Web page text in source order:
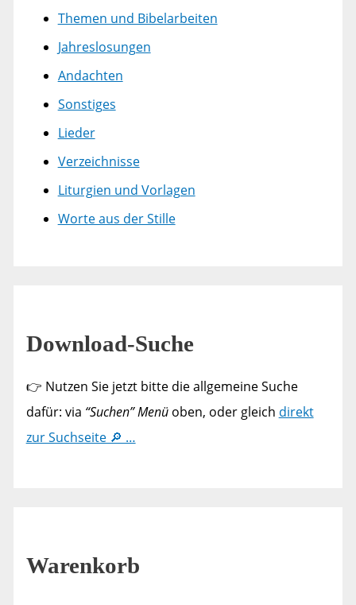
Themen und Bibelarbeiten
Jahreslosungen
Andachten
Sonstiges
Lieder
Verzeichnisse
Liturgien und Vorlagen
Worte aus der Stille
Download-Suche
👉 Nutzen Sie jetzt bitte die allgemeine Suche
dafür: via “Suchen” Menüoben, oder gleich direkt
zur Suchseite 🔎 …
Warenkorb